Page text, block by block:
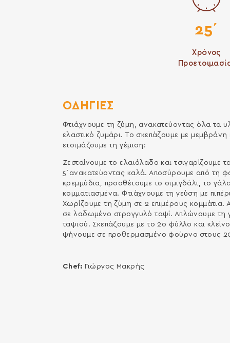
25΄
Χρόνος
ΟΔΗΓΙΕΣ
Φτιάχνουμε τη ζύμη, ανακατεύοντας όλα τα
ελαστικό ζυμάρι. Το σκεπάζουμε με
ετοιμάζουμε τη γέμιση:
Ζεσταίνουμε το ελαιόλαδο και τσιγαρίζουμε
5΄ανακατεύοντας καλά. Αποσύρουμε από τη
κρεμμύδια, προσθέτουμε το σιμιγδάλι, το
κομματιασμένα. Φτιάχνουμε τη γεύση με
Χωρίζουμε τη ζύμη σε 2 επιμέρους κομμάτια.
σε λαδωμένο στρογγυλό ταψί. Απλώνουμε τη
ταψιού. Σκεπάζουμε με το 2ο φύλλο και
ψήνουμε σε προθερμασμένο φούρνο στους
Chef: Γιώργος Μακρής